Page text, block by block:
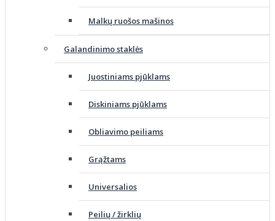
Malkų ruošos mašinos
Galandinimo staklės
Juostiniams pjūklams
Diskiniams pjūklams
Obliavimo peiliams
Grąžtams
Universalios
Peilių / žirklių